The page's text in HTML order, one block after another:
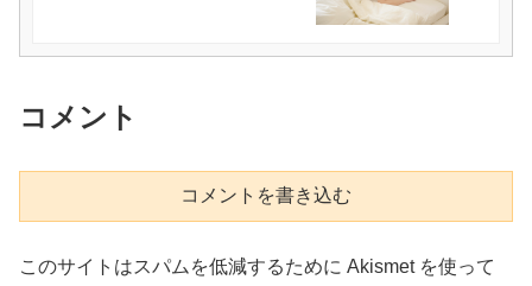
コメント
コメントを書き込む
このサイトはスパムを低減するために Akismet を使って